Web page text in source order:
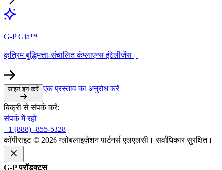
G-P Gia™​​
कृत्रिम बुद्धिमत्ता-संचालित कंप्लाएन्स इंटेलीजेंस।​​
साइन इन करें​​ एक प्रस्ताव का अनुरोध करें​​
बिक्री से संपर्क करें:​​
संपर्क में रहो​​
+1 (888) -855-5328​​
कॉपीराइट © 2026 ग्लोबलाइज़ेशन पार्टनर्स एलएलसी। सर्वाधिकार सुरक्षित।​​
G-P प्रॉडक्ट्स​​